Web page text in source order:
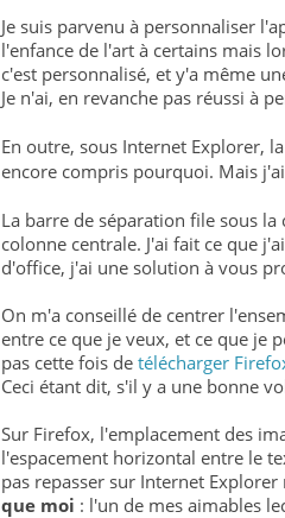
Je suis parvenu à personnaliser
l'enfance de l'art à certains mais
c'est personnalisé, et y'a même
Je n'ai, en revanche pas réussi à
En outre, sous Internet Explorer,
encore compris pourquoi. Mais
La barre de séparation file sous
colonne centrale. J'ai fait ce que
d'office, j'ai une solution à vous
On m'a conseillé de centrer
entre ce que je veux, et ce que je
pas cette fois de télécharger
Ceci étant dit, s'il y a une bonne
Sur Firefox, l'emplacement des
l'espacement horizontal entre le
pas repasser sur Internet
que moi : l'un de mes aimables